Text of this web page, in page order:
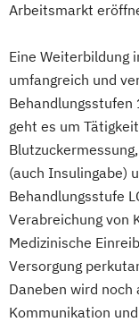
Arbeitsmarkt
Eine Weiterbildung
umfangreich und
Behandlungsstufen
geht es um
(auch Insulingabe)
Behandlungsstufe
Verabreichung von
Medizinische
Versorgung
Daneben wird
Kommunikation